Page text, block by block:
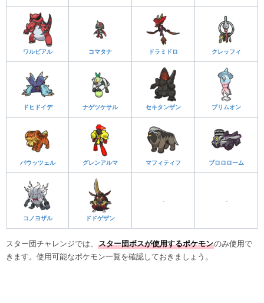
ワルビアル コマタナ ドラミドロ クレッフィ
ドヒドイデ ナゲツケサル セキタンザン ブリムオン
バウッツェル グレンアルマ マフィティフ ブロロローム
コノヨザル ドドゲザン
- -
スター団チャレンジでは、 スター団ボスが使用するポケモンのみ使用で
きます。使用可能なポケモン一覧を確認しておきましょう。